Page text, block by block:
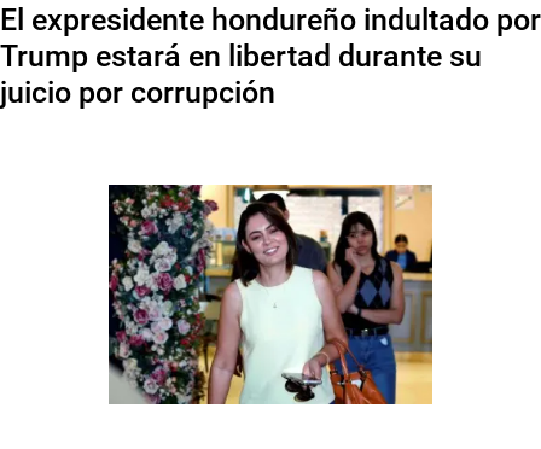
El expresidente hondureño indultado por
Trump estará en libertad durante su
juicio por corrupción